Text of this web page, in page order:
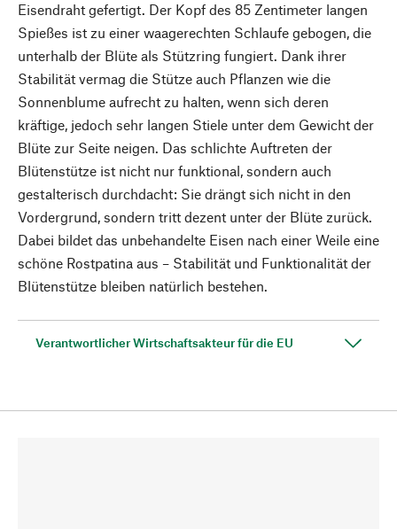
Eisendraht gefertigt. Der Kopf des 85 Zentimeter langen
Spießes ist zu einer waagerechten Schlaufe gebogen, die
unterhalb der Blüte als Stützring fungiert. Dank ihrer
Stabilität vermag die Stütze auch Pflanzen wie die
Sonnenblume aufrecht zu halten, wenn sich deren
kräftige, jedoch sehr langen Stiele unter dem Gewicht der
Blüte zur Seite neigen. Das schlichte Auftreten der
Blütenstütze ist nicht nur funktional, sondern auch
gestalterisch durchdacht: Sie drängt sich nicht in den
Vordergrund, sondern tritt dezent unter der Blüte zurück.
Dabei bildet das unbehandelte Eisen nach einer Weile eine
schöne Rostpatina aus – Stabilität und Funktionalität der
Blütenstütze bleiben natürlich bestehen.
Verantwortlicher Wirtschaftsakteur für die EU